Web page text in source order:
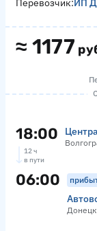
≈ 1177
Перевозчик:ИП
18:00
12 ч
в пути
06:00